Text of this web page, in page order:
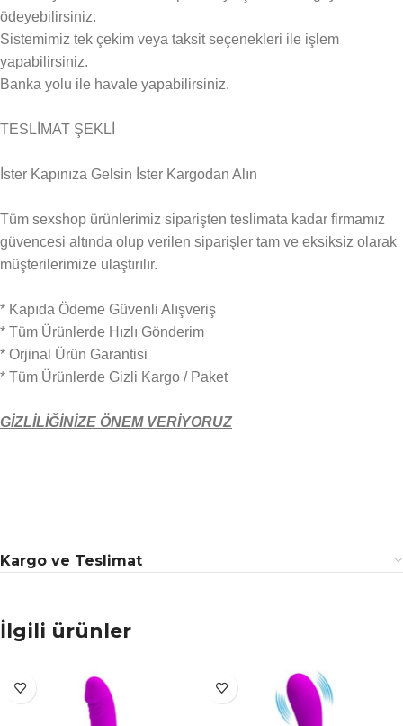
ödeyebilirsiniz.
Sistemimiz tek çekim veya taksit seçenekleri ile işlem
yapabilirsiniz.
Banka yolu ile havale yapabilirsiniz.
TESLİMAT ŞEKLİ
İster Kapınıza Gelsin İster Kargodan Alın
Tüm sexshop ürünlerimiz siparişten teslimata kadar firmamız
güvencesi altında olup verilen siparişler tam ve eksiksiz olarak
müşterilerimize ulaştırılır.
* Kapıda Ödeme Güvenli Alışveriş
* Tüm Ürünlerde Hızlı Gönderim
* Orjinal Ürün Garantisi
* Tüm Ürünlerde Gizli Kargo / Paket
GİZLİLİĞİNİZE ÖNEM VERİYORUZ
Kargo ve Teslimat
İlgili ürünler